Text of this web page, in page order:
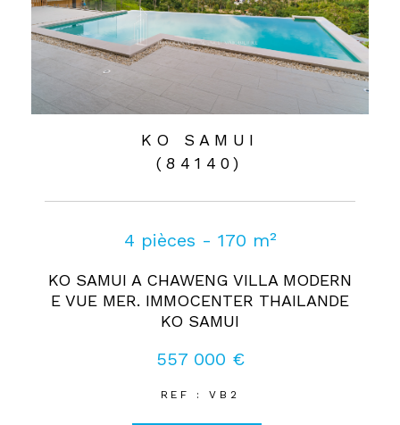
KO SAMUI
(84140)
4 pièces - 170 m²
KO SAMUI A CHAWENG VILLA MODERN
E VUE MER. IMMOCENTER THAILANDE
KO SAMUI
557 000 €
REF : VB2